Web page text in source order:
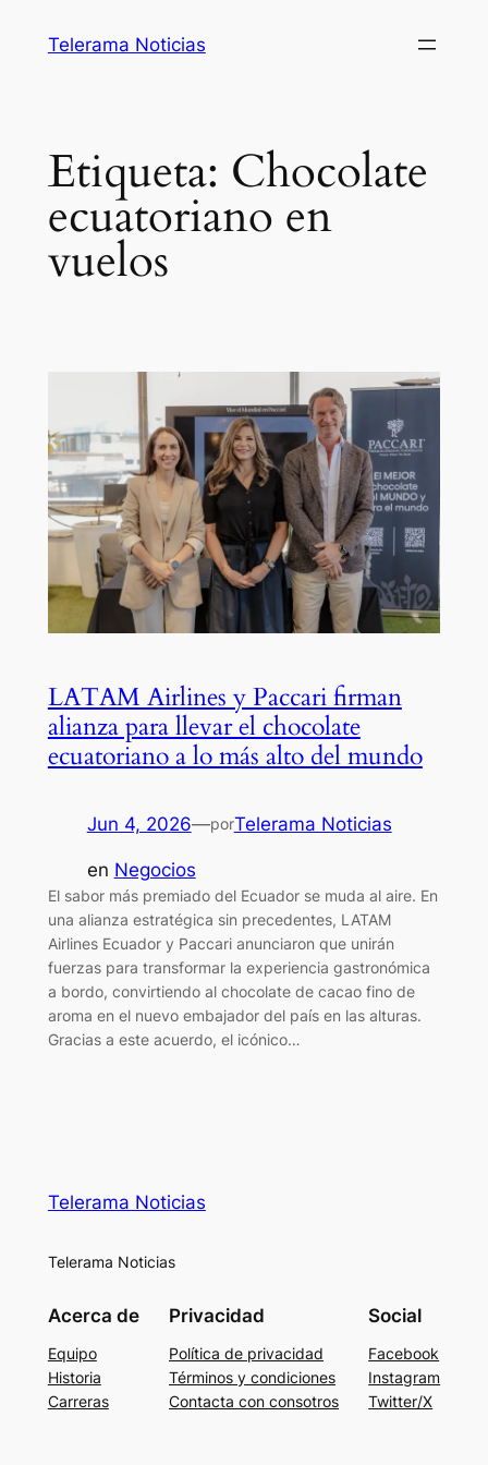
Telerama Noticias
Etiqueta: Chocolate
ecuatoriano en
vuelos
LATAM Airlines y Paccari firman
alianza para llevar el chocolate
ecuatoriano a lo más alto del mundo
Jun 4, 2026—porTelerama Noticias
en Negocios
El sabor más premiado del Ecuador se muda al aire. En
una alianza estratégica sin precedentes, LATAM
Airlines Ecuador y Paccari anunciaron que unirán
fuerzas para transformar la experiencia gastronómica
a bordo, convirtiendo al chocolate de cacao fino de
aroma en el nuevo embajador del país en las alturas.
Gracias a este acuerdo, el icónico…
Telerama Noticias
Telerama Noticias
Acerca de
Equipo
Historia
Carreras
Privacidad
Política de privacidad
Términos y condiciones
Contacta con consotros
Social
Facebook
Instagram
Twitter/X